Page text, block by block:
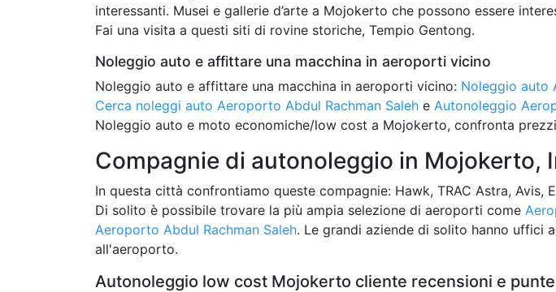
interessanti. Musei e gallerie d’arte a Mojokerto che possono essere
Fai una visita a questi siti di rovine storiche, Tempio Gentong.
Noleggio auto e affittare una macchina in aeroporti vicino
Noleggio auto e affittare una macchina in aeroporti vicino: Noleggio auto
Cerca noleggi auto Aeroporto Abdul Rachman Saleh e Autonoleggio
Noleggio auto e moto economiche/low cost a Mojokerto, confronta
Compagnie di autonoleggio in Mojokerto,
In questa città confrontiamo queste compagnie: Hawk, TRAC Astra, Avis,
Di solito è possibile trovare la più ampia selezione di aeroporti come
Aeroporto Abdul Rachman Saleh. Le grandi aziende di solito hanno uffici
all'aeroporto.
Autonoleggio low cost Mojokerto cliente recensioni e